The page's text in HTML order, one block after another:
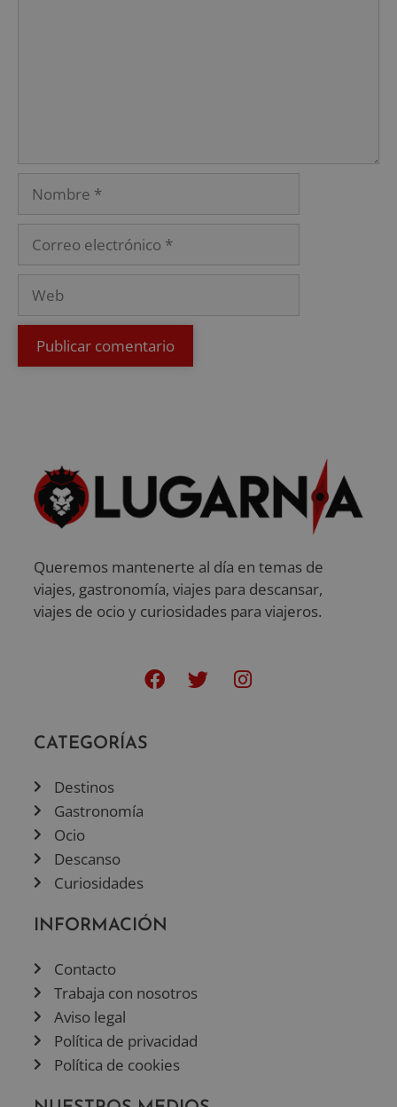
Queremos mantenerte al día en temas de
viajes, gastronomía, viajes para descansar,
viajes de ocio y curiosidades para viajeros.
CATEGORÍAS
Destinos
Gastronomía
Ocio
Descanso
Curiosidades
INFORMACIÓN
Contacto
Trabaja con nosotros
Aviso legal
Política de privacidad
Política de cookies